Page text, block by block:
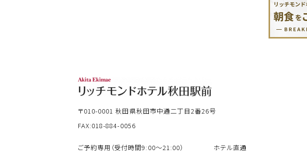
〒010-0001秋田県秋田市中通二丁目2番26号
FAX:018-884-0056
ご予約専用（受付時間9:00～21:00） ホテル直通